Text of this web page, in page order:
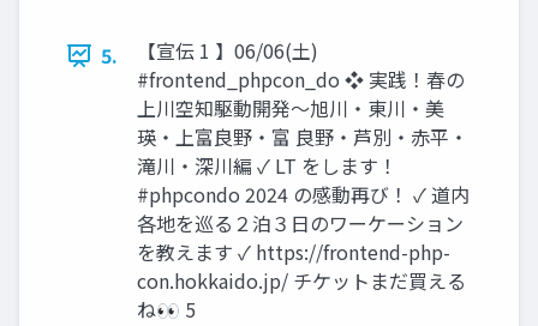
5.
【宣伝 1 】06/06(土)
#frontend_phpcon_do ❖ 実践！春の
上川空知駆動開発〜旭川・東川・美
瑛・上富良野・富 良野・芦別・赤平・
滝川・深川編 ✓ LT をします！
#phpcondo 2024 の感動再び！ ✓ 道内
各地を巡る２泊３日のワーケーション
を教えます ✓ https://frontend-php-
con.hokkaido.jp/ チケットまだ買える
ね👀 5